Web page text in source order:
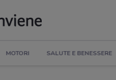
MOTORI SALUTE E BENESSERE